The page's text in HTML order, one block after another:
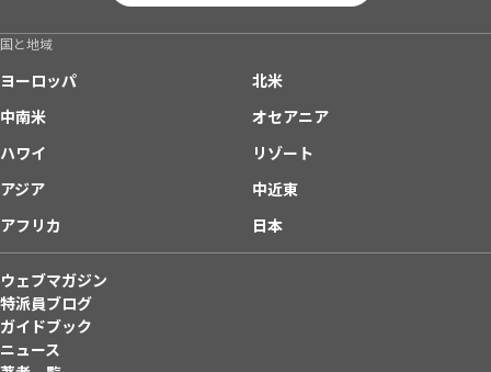
国と地域
ヨーロッパ
北米
中南米
オセアニア
ハワイ
リゾート
アジア
中近東
アフリカ
日本
ウェブマガジン
特派員ブログ
ガイドブック
ニュース